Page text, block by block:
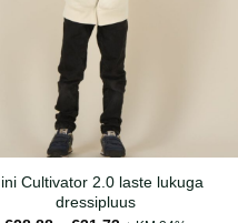
Cultivator 2.0 laste lukuga
dressipluus